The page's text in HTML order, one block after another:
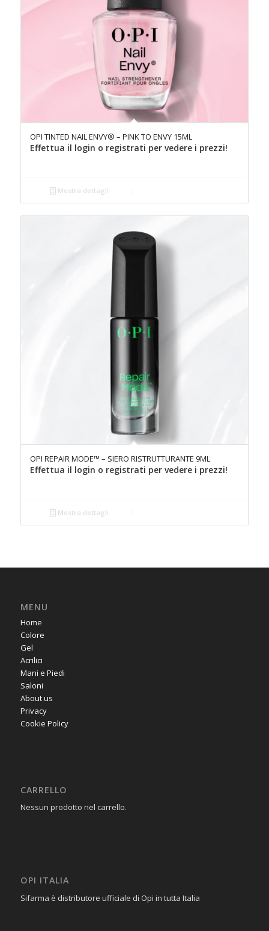
OPI TINTED NAIL ENVY® – PINK TO ENVY 15ML
Effettua il login o registrati per vedere i prezzi!
Mostra dettagli
OPI REPAIR MODE™ – SIERO RISTRUTTURANTE 9ML
Effettua il login o registrati per vedere i prezzi!
Mostra dettagli
MENU
Home
Colore
Gel
Acrilici
Mani e Piedi
Saloni
About us
Privacy
Cookie Policy
CARRELLO
Nessun prodotto nel carrello.
OPI ITALIA
Sifarma è distributore ufficiale di Opi in tutta Italia